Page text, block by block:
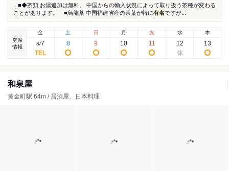
...■◆茶類 お湯追加は無料。 中国からの輸入状況によって取り扱う茶種が変わる
ことがあります。 ■烏龍茶 中国福建省産の茶葉が特に有名ですが...
空席
情報
金
8/7
土
8
日
9
月
10
火
11
水
12
木
13
和泉屋
黄金町駅 64m / 居酒屋、日本料理